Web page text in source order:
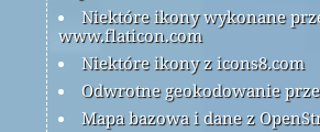
Niektóre ikony wykonane
www.flaticon.com
Niektóre ikony z icons8.com
Odwrotne geokodowanie
Mapa bazowa i dane z